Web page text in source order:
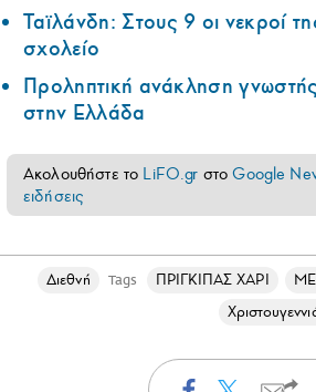
Ταϊλάνδη: Στους 9 οι νεκροί
σχολείο
Προληπτική ανάκληση
στην Ελλάδα
Ακολουθήστε το LiFO.gr στοGoogle
ειδήσεις
Διεθνή Tags ΠΡΙΓΚΙΠΑΣ ΧΑΡΙ